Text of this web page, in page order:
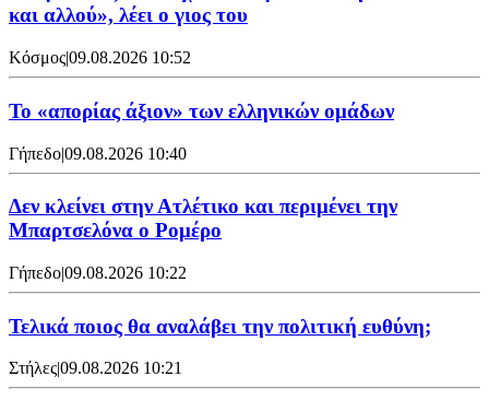
και αλλού», λέει ο γιος του
Κόσμος|09.08.2026 10:52
Το «απορίας άξιον» των ελληνικών ομάδων
Γήπεδο|09.08.2026 10:40
Δεν κλείνει στην Ατλέτικο και περιμένει την
Μπαρτσελόνα ο Ρομέρο
Γήπεδο|09.08.2026 10:22
Τελικά ποιος θα αναλάβει την πολιτική ευθύνη;
Στήλες|09.08.2026 10:21